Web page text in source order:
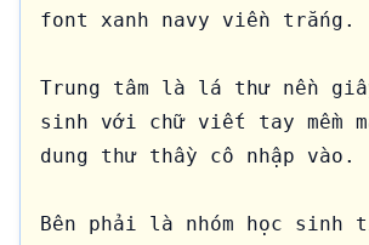
font xanh navy viền trắng.
Trung tâm là lá thư nền
sinh với chữ viết tay mềm
dung thư thầy cô nhập vào.
Bên phải là nhóm học sinh